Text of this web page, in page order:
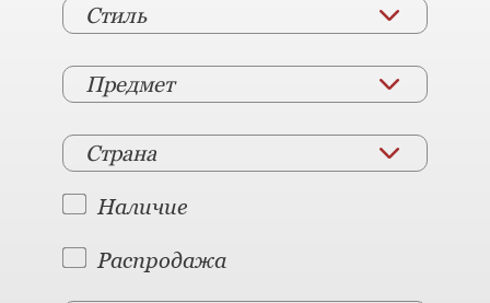
Стиль
Предмет
Страна
Наличие
Распродажа